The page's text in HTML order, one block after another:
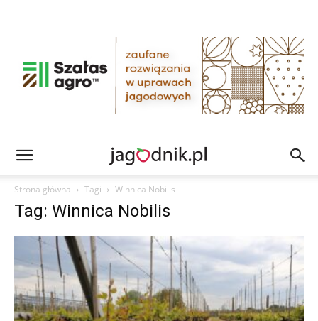
Strona główna Tagi Winnica Nobilis
Tag: Winnica Nobilis